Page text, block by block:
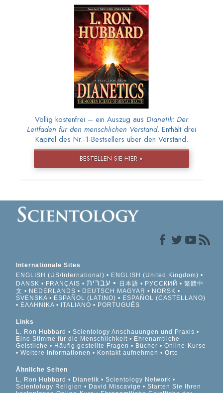
Völlig kostenfrei – ein Auszug aus Dianetik: Der
Leitfaden für den menschlichen Verstand. Enthält drei
Kapitel des Nr.-1-Bestsellers über den Verstand.
BESTELLEN SIE HIER »
Internationale Sites
ENGLISH (US/International)
ENGLISH (United Kingdom)
DANSK
FRANÇAIS עברית 日本語 РУССКИЙ
繁體中
文
NEDERLANDS DEUTSCH MAGYAR
NORSK
SVENSKA
ESPAÑOL (LATINO)
ESPAÑOL (CASTELLANO)
ΕΛΛΗΝΙΚA
ITALIANO PORTUGUÊS
Links
L. Ron Hubbard
Scientology Anschauungen und Praxis
Eine Stimme für die Menschlichkeit
Ehrenamtliche
Geistliche
Häufig gestellte Fragen Bücher
Online-Kurse
Weitere Informationen
Kontakt aufnehmen Orte
Ähnliche Seiten
L. Ron Hubbard
Dianetik
Scientology Network
Scientology Religion
David Miscavige
Starten Sie Ihren